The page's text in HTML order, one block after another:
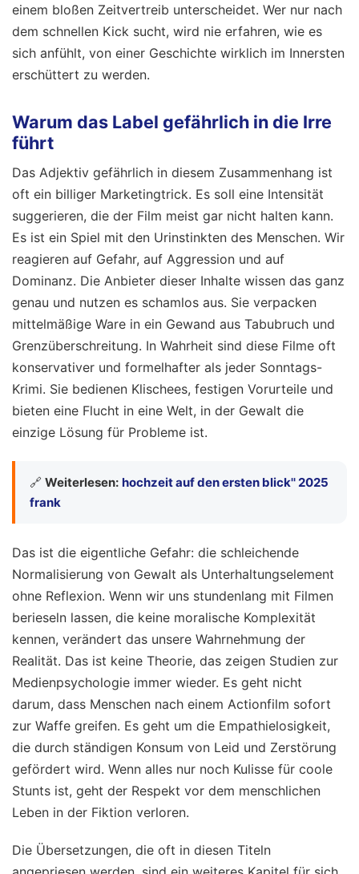
einem bloßen Zeitvertreib unterscheidet. Wer nur nach
dem schnellen Kick sucht, wird nie erfahren, wie es
sich anfühlt, von einer Geschichte wirklich im Innersten
erschüttert zu werden.
Warum das Label gefährlich in die Irre
führt
Das Adjektiv gefährlich in diesem Zusammenhang ist
oft ein billiger Marketingtrick. Es soll eine Intensität
suggerieren, die der Film meist gar nicht halten kann.
Es ist ein Spiel mit den Urinstinkten des Menschen. Wir
reagieren auf Gefahr, auf Aggression und auf
Dominanz. Die Anbieter dieser Inhalte wissen das ganz
genau und nutzen es schamlos aus. Sie verpacken
mittelmäßige Ware in ein Gewand aus Tabubruch und
Grenzüberschreitung. In Wahrheit sind diese Filme oft
konservativer und formelhafter als jeder Sonntags-
Krimi. Sie bedienen Klischees, festigen Vorurteile und
bieten eine Flucht in eine Welt, in der Gewalt die
einzige Lösung für Probleme ist.
🔗 Weiterlesen: hochzeit auf den ersten blick'' 2025
frank
Das ist die eigentliche Gefahr: die schleichende
Normalisierung von Gewalt als Unterhaltungselement
ohne Reflexion. Wenn wir uns stundenlang mit Filmen
berieseln lassen, die keine moralische Komplexität
kennen, verändert das unsere Wahrnehmung der
Realität. Das ist keine Theorie, das zeigen Studien zur
Medienpsychologie immer wieder. Es geht nicht
darum, dass Menschen nach einem Actionfilm sofort
zur Waffe greifen. Es geht um die Empathielosigkeit,
die durch ständigen Konsum von Leid und Zerstörung
gefördert wird. Wenn alles nur noch Kulisse für coole
Stunts ist, geht der Respekt vor dem menschlichen
Leben in der Fiktion verloren.
Die Übersetzungen, die oft in diesen Titeln